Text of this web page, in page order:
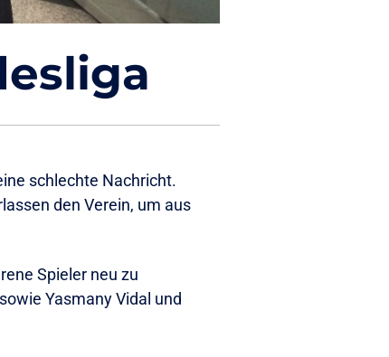
schlechte Nachricht.
den Verein, um aus
Spieler neu zu
Yasmany Vidal und